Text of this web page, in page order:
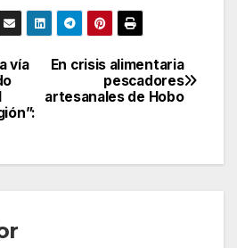
En crisis alimentaria
pescadores
artesanales de Hobo
vía